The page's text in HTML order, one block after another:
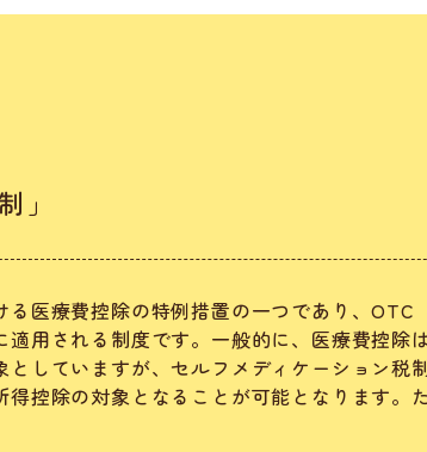
」
医療費控除の特例措置の一つであり、OTC
用される制度です。一般的に、医療費控除
していますが、セルフメディケーション税
控除の対象となることが可能となります。